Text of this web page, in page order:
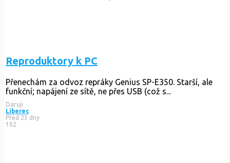
Reproduktory k PC
Přenechám za odvoz repráky Genius SP-E350. Starší, ale
funkční; napájení ze sítě, ne přes USB (což s...
Daruji
Liberec
Před 23 dny
102